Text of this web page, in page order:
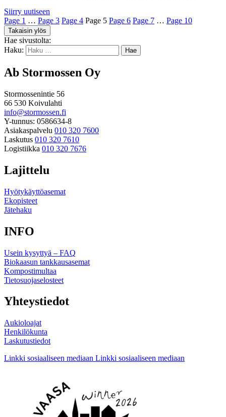
Siirry uutiseen
Page 1 … Page 3 Page 4 Page 5 Page 6 Page 7 … Page 10
Takaisin ylös
Hae sivustolta:
Haku:
Ab Stormossen Oy
Stormossenintie 56
66 530 Koivulahti
info@stormossen.fi
Y-tunnus: 0586634-8
Asiakaspalvelu 010 320 7600
Laskutus 010 320 7610
Logistiikka 010 320 7676
Lajittelu
Hyötykäyttöasemat
Ekopisteet
Jätehaku
INFO
Usein kysyttyä – FAQ
Biokaasun tankkausasemat
Kompostimultaa
Tietosuojaselosteet
Yhteystiedot
Aukioloajat
Henkilökunta
Laskutustiedot
Linkki sosiaaliseen mediaan Linkki sosiaaliseen mediaan